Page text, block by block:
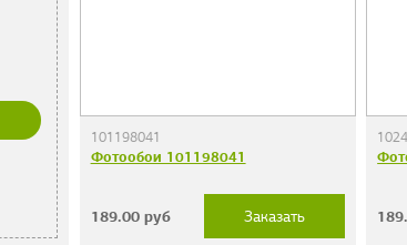
101198041
Фотообои 101198041
189.00руб Заказать